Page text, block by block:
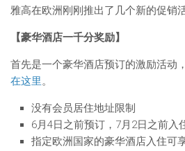
雅高在欧洲刚刚推出了几个新的促销
【豪华酒店一千分奖励】
首先是一个豪华酒店预订的激励活动，
在这里。
没有会员居住地址限制
6月4日之前预订，7月2日之前入
指定欧洲国家的豪华酒店入住可